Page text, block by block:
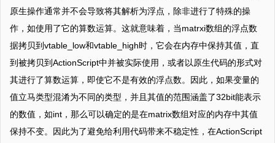
原生操作通常并不会导致将其解析为浮点，除非进行了特殊的操
作，如使用了它的算数运算。这就意味着，当matrxi数组的浮点数
据拷贝到vtable_low和vtable_high时，它会在内存中保持其值，直
到被拷贝到ActionScript中并被实际使用，或者以原生代码的形式对
其进行了算数运算，即使它不是有效的浮点数。因此，如果变量的
值立马类型混淆为不同的类型，并且其值的范围涵盖了32bit能表示
的数值，如int，那么可以确定的是在matrix数组对应的内存中其值
保持不变。因此为了避免给利用代码带来不稳定性，在ActionScript